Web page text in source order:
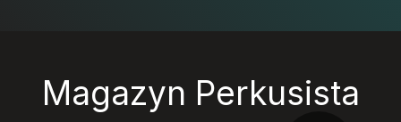
Magazyn Perkusista